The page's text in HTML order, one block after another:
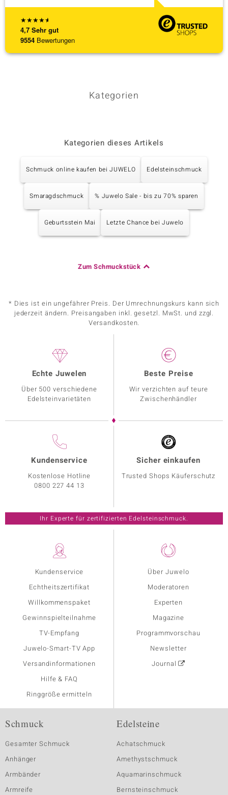
★★★★★
4,7 Sehr gut
9554 Bewertungen
Kategorien
Kategorien dieses Artikels
Schmuck online kaufen bei JUWELO Edelsteinschmuck
Smaragdschmuck % Juwelo Sale - bis zu 70% sparen
Geburtsstein Mai Letzte Chance bei Juwelo
Zum Schmuckstück
* Dies ist ein ungefährer Preis. Der Umrechnungskurs kann sich
jederzeit ändern. Preisangaben inkl. gesetzl. MwSt. und zzgl.
Versandkosten.
Kundenservice
Echtheitszertifikat
Willkommenspaket
Gewinnspielteilnahme
TV-Empfang
Juwelo-Smart-TV App
Versandinformationen
Hilfe & FAQ
Ringgröße ermitteln
Über Juwelo
Moderatoren
Experten
Magazine
Programmvorschau
Newsletter
Journal
Echte Juwelen
Über 500 verschiedene
Edelsteinvarietäten
Beste Preise
Wir verzichten auf teure
Zwischenhändler
Kundenservice
Kostenlose Hotline
0800 227 44 13
Sicher einkaufen
Trusted Shops Käuferschutz
Ihr Experte für zertifizierten Edelsteinschmuck.
Schmuck
Gesamter Schmuck
Anhänger
Armbänder
Armreife
Edelsteine
Achatschmuck
Amethystschmuck
Aquamarinschmuck
Bernsteinschmuck